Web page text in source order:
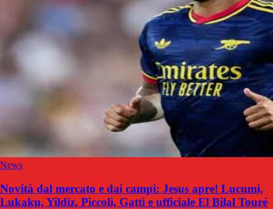
News
Novità dal mercato e dai campi: Jesus apre! Lucumi,
Lukaku, Yildiz, Piccoli, Gatti e ufficiale El Bilal Touré